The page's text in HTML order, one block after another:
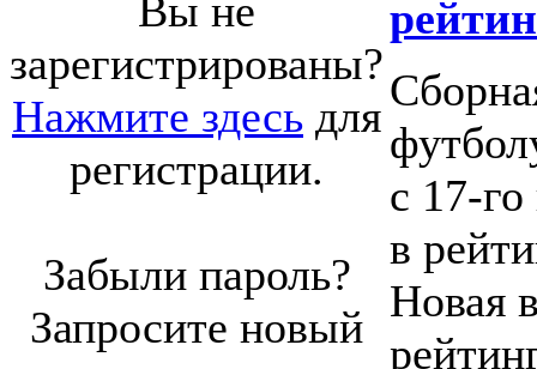
Вы не
зарегистрированы?
Нажмите здесь для
регистрации.
Забыли пароль?
Запросите новый
с 17-
в
Новая